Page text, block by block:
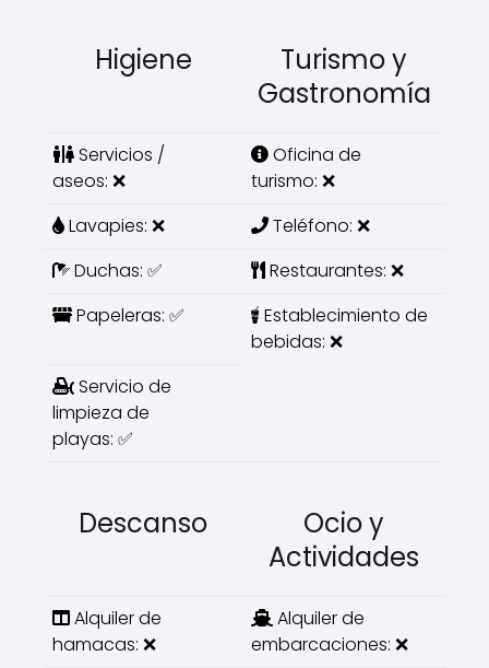
Higiene
Turismo y
Gastronomía
Servicios /
aseos: ❌
Oficina de
turismo: ❌
Lavapies: ❌
Teléfono: ❌
Duchas: ✅
Restaurantes: ❌
Papeleras: ✅
Establecimiento de
bebidas: ❌
Servicio de
limpieza de
playas: ✅
Descanso
Ocio y
Actividades
Alquiler de
hamacas: ❌
Alquiler de
embarcaciones: ❌